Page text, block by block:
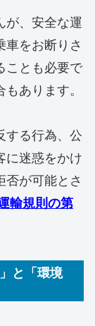
が、安全な運
車をお断りさ
ことも必要で
あります。
する行為、公
に迷惑をかけ
否が可能とさ
輸規則の第
と「環境